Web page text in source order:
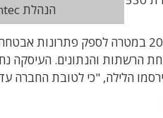
הנהלת Huawei Symantec בהונג קונג
הרשתות והנתונים. העיסקה
הלילה, "כי לטובת החברה